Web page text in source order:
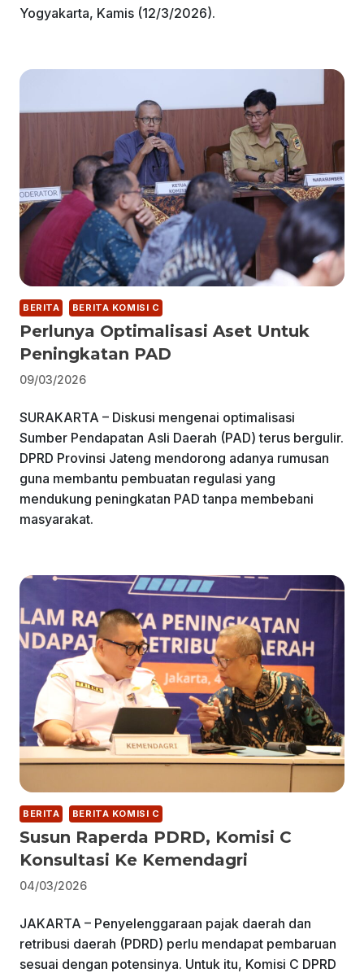
Yogyakarta, Kamis (12/3/2026).
BERITA BERITA KOMISI C
Perlunya Optimalisasi Aset Untuk
Peningkatan PAD
09/03/2026
SURAKARTA – Diskusi mengenai optimalisasi
Sumber Pendapatan Asli Daerah (PAD) terus bergulir.
DPRD Provinsi Jateng mendorong adanya rumusan
guna membantu pembuatan regulasi yang
mendukung peningkatan PAD tanpa membebani
masyarakat.
BERITA BERITA KOMISI C
Susun Raperda PDRD, Komisi C
Konsultasi Ke Kemendagri
04/03/2026
JAKARTA – Penyelenggaraan pajak daerah dan
retribusi daerah (PDRD) perlu mendapat pembaruan
sesuai dengan potensinya. Untuk itu, Komisi C DPRD